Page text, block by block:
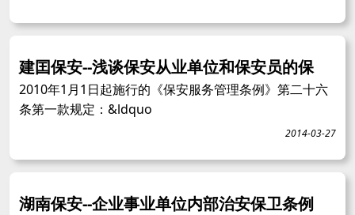
建囯保安--浅谈保安从业单位和保安员的保
2010年1月1日起施行的《保安服务管理条例》第二十六
条第一款规定：&ldquo
2014-03-27
湖南保安--企业事业单位内部治安保卫条例